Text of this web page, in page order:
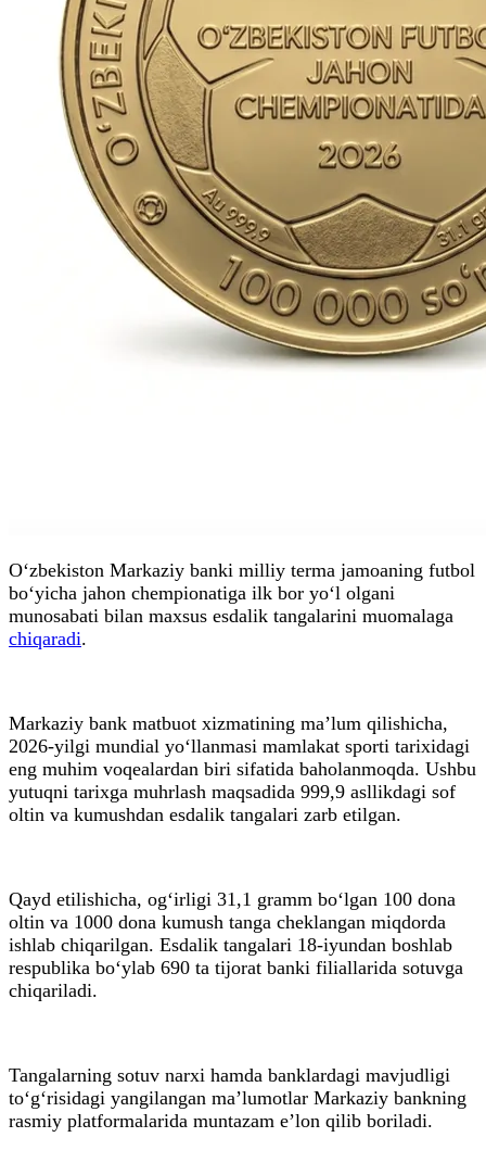
O‘zbekiston Markaziy banki milliy terma jamoaning futbol
bo‘yicha jahon chempionatiga ilk bor yo‘l olgani
munosabati bilan maxsus esdalik tangalarini muomalaga
chiqaradi.
Markaziy bank matbuot xizmatining ma’lum qilishicha,
2026-yilgi mundial yo‘llanmasi mamlakat sporti tarixidagi
eng muhim voqealardan biri sifatida baholanmoqda. Ushbu
yutuqni tarixga muhrlash maqsadida 999,9 asllikdagi sof
oltin va kumushdan esdalik tangalari zarb etilgan.
Qayd etilishicha, og‘irligi 31,1 gramm bo‘lgan 100 dona
oltin va 1000 dona kumush tanga cheklangan miqdorda
ishlab chiqarilgan. Esdalik tangalari 18-iyundan boshlab
respublika bo‘ylab 690 ta tijorat banki filiallarida sotuvga
chiqariladi.
Tangalarning sotuv narxi hamda banklardagi mavjudligi
to‘g‘risidagi yangilangan ma’lumotlar Markaziy bankning
rasmiy platformalarida muntazam e’lon qilib boriladi.